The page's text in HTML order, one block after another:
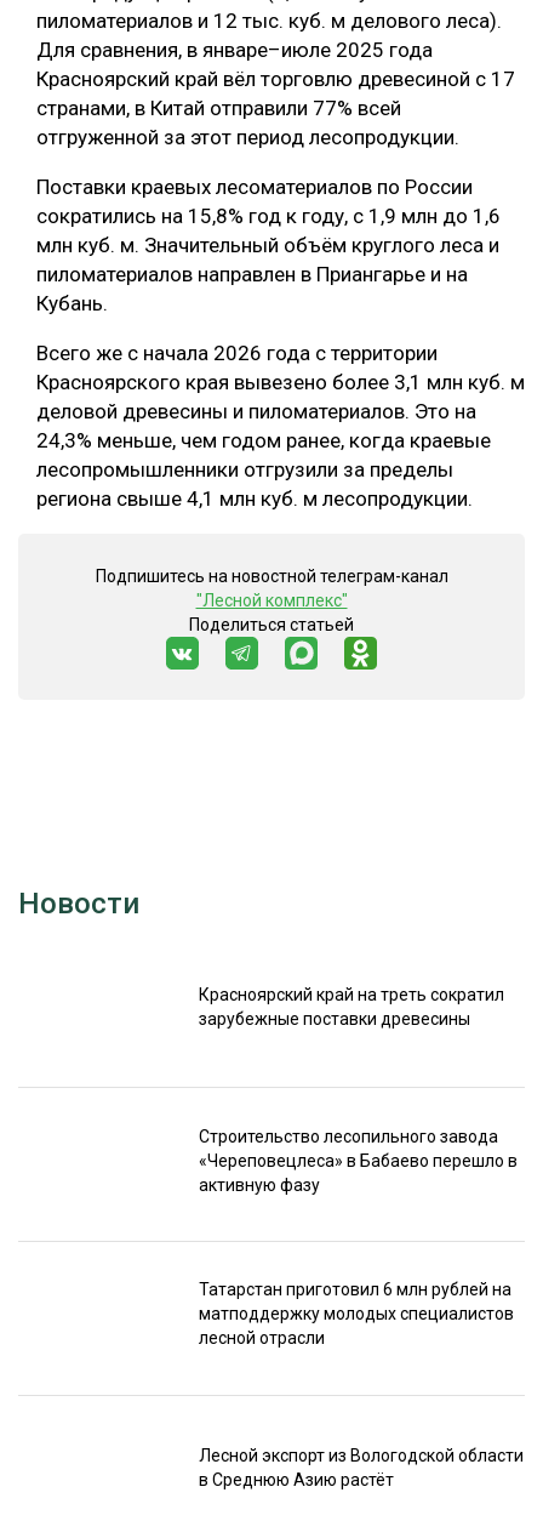
пиломатериалов и 12 тыс. куб. м делового леса).
Для сравнения, в январе–июле 2025 года
Красноярский край вёл торговлю древесиной с 17
странами, в Китай отправили 77% всей
отгруженной за этот период лесопродукции.
Поставки краевых лесоматериалов по России
сократились на 15,8% год к году, с 1,9 млн до 1,6
млн куб. м. Значительный объём круглого леса и
пиломатериалов направлен в Приангарье и на
Кубань.
Всего же с начала 2026 года с территории
Красноярского края вывезено более 3,1 млн куб. м
деловой древесины и пиломатериалов. Это на
24,3% меньше, чем годом ранее, когда краевые
лесопромышленники отгрузили за пределы
региона свыше 4,1 млн куб. м лесопродукции.
Подпишитесь на новостной телеграм-канал
"Лесной комплекс"
Поделиться статьей
Новости
Красноярский край на треть сократил
зарубежные поставки древесины
Строительство лесопильного завода
«Череповецлеса» в Бабаево перешло в
активную фазу
Татарстан приготовил 6 млн рублей на
матподдержку молодых специалистов
лесной отрасли
Лесной экспорт из Вологодской области
в Среднюю Азию растёт